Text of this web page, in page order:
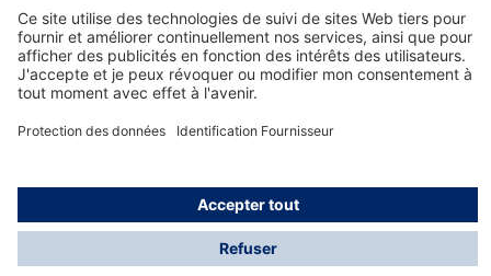
Service de e-commande Dräger
Informations sur les produits
© Dräger France SAS, 2024
*Prix hors taxe. Frais de gestion et de livraison standard
offerts; Indépendamment de la valeur ou du volume de